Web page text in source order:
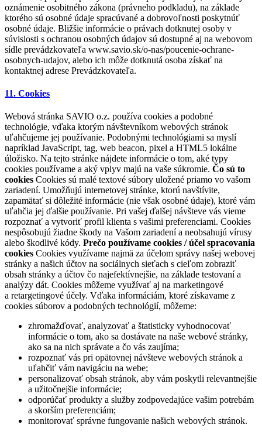
oznámenie osobitného zákona (právneho podkladu), na základe
ktorého sú osobné údaje spracúvané a dobrovoľnosti poskytnúť
osobné údaje. Bližšie informácie o právach dotknutej osoby v
súvislosti s ochranou osobných údajov sú dostupné aj na webovom
sídle prevádzkovateľa www.savio.sk/o-nas/poucenie-ochrane-
osobnych-udajov, alebo ich môže dotknutá osoba získať na
kontaktnej adrese Prevádzkovateľa.
11. Cookies
Webová stránka SAVIO o.z. používa cookies a podobné
technológie, vďaka ktorým návštevníkom webových stránok
uľahčujeme jej používanie. Podobnými technológiami sa myslí
napríklad JavaScript, tag, web beacon, pixel a HTML5 lokálne
úložisko. Na tejto stránke nájdete informácie o tom, aké typy
cookies používame a aký vplyv majú na vaše súkromie. Čo sú to
cookies Cookies sú malé textové súbory uložené priamo vo vašom
zariadení. Umožňujú internetovej stránke, ktorú navštívite,
zapamätať si dôležité informácie (nie však osobné údaje), ktoré vám
uľahčia jej ďalšie používanie. Pri vašej ďalšej návšteve vás vieme
rozpoznať a vytvoriť profil klienta s vašimi preferenciami. Cookies
nespôsobujú žiadne škody na Vašom zariadení a neobsahujú vírusy
alebo škodlivé kódy. Prečo používame cookies / účel spracovania
cookies Cookies využívame najmä za účelom správy našej webovej
stránky a našich účtov na sociálnych sieťach s cieľom zobraziť
obsah stránky a účtov čo najefektívnejšie, na základe testovaní a
analýzy dát. Cookies môžeme využívať aj na marketingové
a retargetingové účely. Vďaka informáciám, ktoré získavame z
cookies súborov a podobných technológií, môžeme:
zhromažďovať, analyzovať a štatisticky vyhodnocovať
informácie o tom, ako sa dostávate na naše webové stránky,
ako sa na nich správate a čo vás zaujíma;
rozpoznať vás pri opätovnej návšteve webových stránok a
uľahčiť vám navigáciu na webe;
personalizovať obsah stránok, aby vám poskytli relevantnejšie
a užitočnejšie informácie;
odporúčať produkty a služby zodpovedajúce vašim potrebám
a skorším preferenciám;
monitorovať správne fungovanie našich webových stránok.